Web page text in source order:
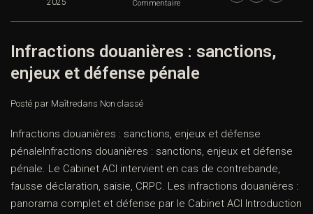
Commentaire
Infractions douanières : sanctions,
enjeux et défense pénale
Posté par Maîtredans Non classé
Infractions douanières : sanctions, enjeux et défense
pénaleInfractions douanières : sanctions, enjeux et défense
pénale. Le Cabinet ACI intervient en cas de contrebande,
fausse déclaration, saisie, CRPC. Les infractions douanières :
panorama complet et défense par le Cabinet ACI Introduction